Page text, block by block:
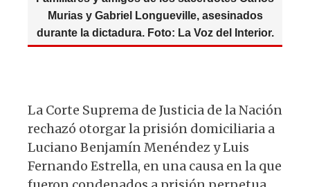
Murias y Gabriel Longueville, asesinados
durante la dictadura. Foto: La Voz del Interior.
La Corte Suprema de Justicia de la Nación
rechazó otorgar la prisión domiciliaria a
Luciano Benjamín Menéndez y Luis
Fernando Estrella, en una causa en la que